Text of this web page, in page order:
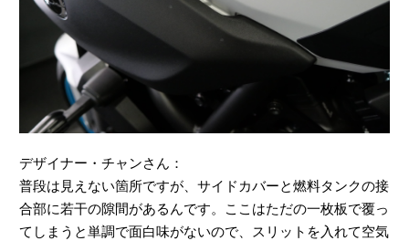
デザイナー・チャンさん：
普段は見えない箇所ですが、サイドカバーと燃料タンクの接
合部に若干の隙間があるんです。ここはただの一枚板で覆っ
てしまうと単調で面白味がないので、スリットを入れて空気